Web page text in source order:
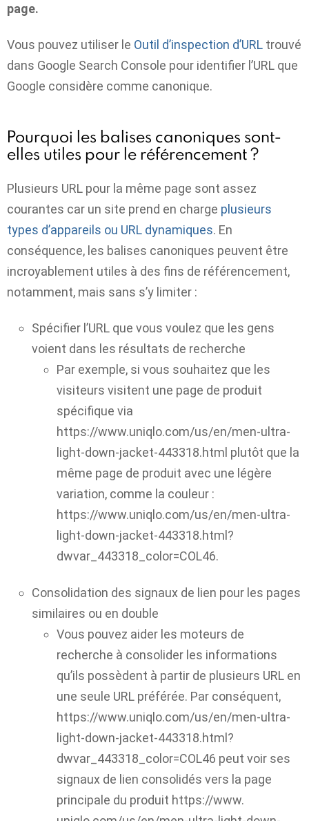
page.
Vous pouvez utiliser le Outil d’inspection d’URL trouvé
dans Google Search Console pour identifier l’URL que
Google considère comme canonique.
Pourquoi les balises canoniques sont-
elles utiles pour le référencement ?
Plusieurs URL pour la même page sont assez
courantes car un site prend en charge plusieurs
types d’appareils ou URL dynamiques. En
conséquence, les balises canoniques peuvent être
incroyablement utiles à des fins de référencement,
notamment, mais sans s’y limiter :
Spécifier l’URL que vous voulez que les gens
voient dans les résultats de recherche
Par exemple, si vous souhaitez que les
visiteurs visitent une page de produit
spécifique via
https://www.uniqlo.com/us/en/men-ultra-
light-down-jacket-443318.html plutôt que la
même page de produit avec une légère
variation, comme la couleur :
https://www.uniqlo.com/us/en/men-ultra-
light-down-jacket-443318.html?
dwvar_443318_color=COL46.
Consolidation des signaux de lien pour les pages
similaires ou en double
Vous pouvez aider les moteurs de
recherche à consolider les informations
qu’ils possèdent à partir de plusieurs URL en
une seule URL préférée. Par conséquent,
https://www.uniqlo.com/us/en/men-ultra-
light-down-jacket-443318.html?
dwvar_443318_color=COL46 peut voir ses
signaux de lien consolidés vers la page
principale du produit https://www.